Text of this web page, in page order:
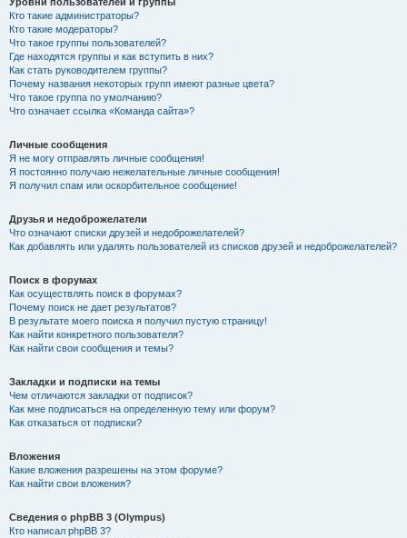
Кто такие администраторы?
Кто такие модераторы?
Что такое группы пользователей?
Где находятся группы и как вступить в них?
Как стать руководителем группы?
Почему названия некоторых групп имеют разные цвета?
Что такое группа по умолчанию?
Что означает ссылка «Команда сайта»?
Личные сообщения
Я не могу отправлять личные сообщения!
Я постоянно получаю нежелательные личные сообщения!
Я получил спам или оскорбительное сообщение!
Друзья и недоброжелатели
Что означают списки друзей и недоброжелателей?
Как добавлять или удалять пользователей из списков друзей и недоброжелателей?
Поиск в форумах
Как осуществлять поиск в форумах?
Почему поиск не дает результатов?
В результате моего поиска я получил пустую страницу!
Как найти конкретного пользователя?
Как найти свои сообщения и темы?
Закладки и подписки на темы
Чем отличаются закладки от подписок?
Как мне подписаться на определенную тему или форум?
Как отказаться от подписки?
Вложения
Какие вложения разрешены на этом форуме?
Как найти свои вложения?
Сведения о phpBB 3 (Olympus)
Кто написал phpBB 3?